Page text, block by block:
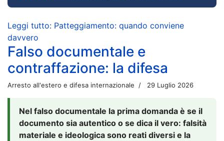
Leggi tutto: Patteggiamento: quando conviene
davvero
Falso documentale e
contraffazione: la difesa
Arresto all'estero e difesa internazionale 29 Luglio 2026
Nel falso documentale la prima domanda è se il
documento sia autentico o se dica il vero: falsità
materiale e ideologica sono reati diversi e la